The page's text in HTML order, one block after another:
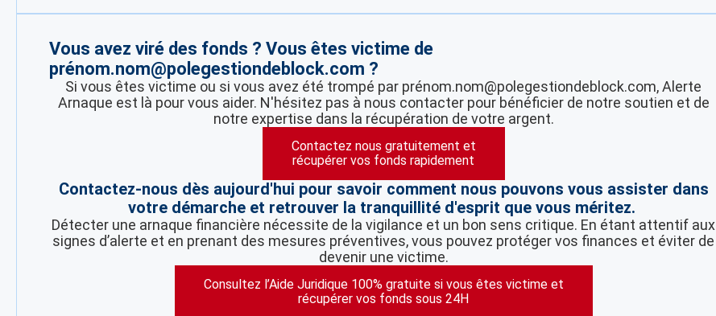
Vous avez viré des fonds ? Vous êtes victime de
prénom.nom@polegestiondeblock.com ?
Si vous êtes victime ou si vous avez été trompé par prénom.nom@polegestiondeblock.com, Alerte
Arnaque est là pour vous aider. N'hésitez pas à nous contacter pour bénéficier de notre soutien et de
notre expertise dans la récupération de votre argent.
Contactez nous gratuitement et
récupérer vos fonds rapidement
Contactez-nous dès aujourd'hui pour savoir comment nous pouvons vous assister dans
votre démarche et retrouver la tranquillité d'esprit que vous méritez.
Détecter une arnaque financière nécessite de la vigilance et un bon sens critique. En étant attentif aux
signes d’alerte et en prenant des mesures préventives, vous pouvez protéger vos finances et éviter de
devenir une victime.
Consultez l’Aide Juridique 100% gratuite si vous êtes victime et
récupérer vos fonds sous 24H